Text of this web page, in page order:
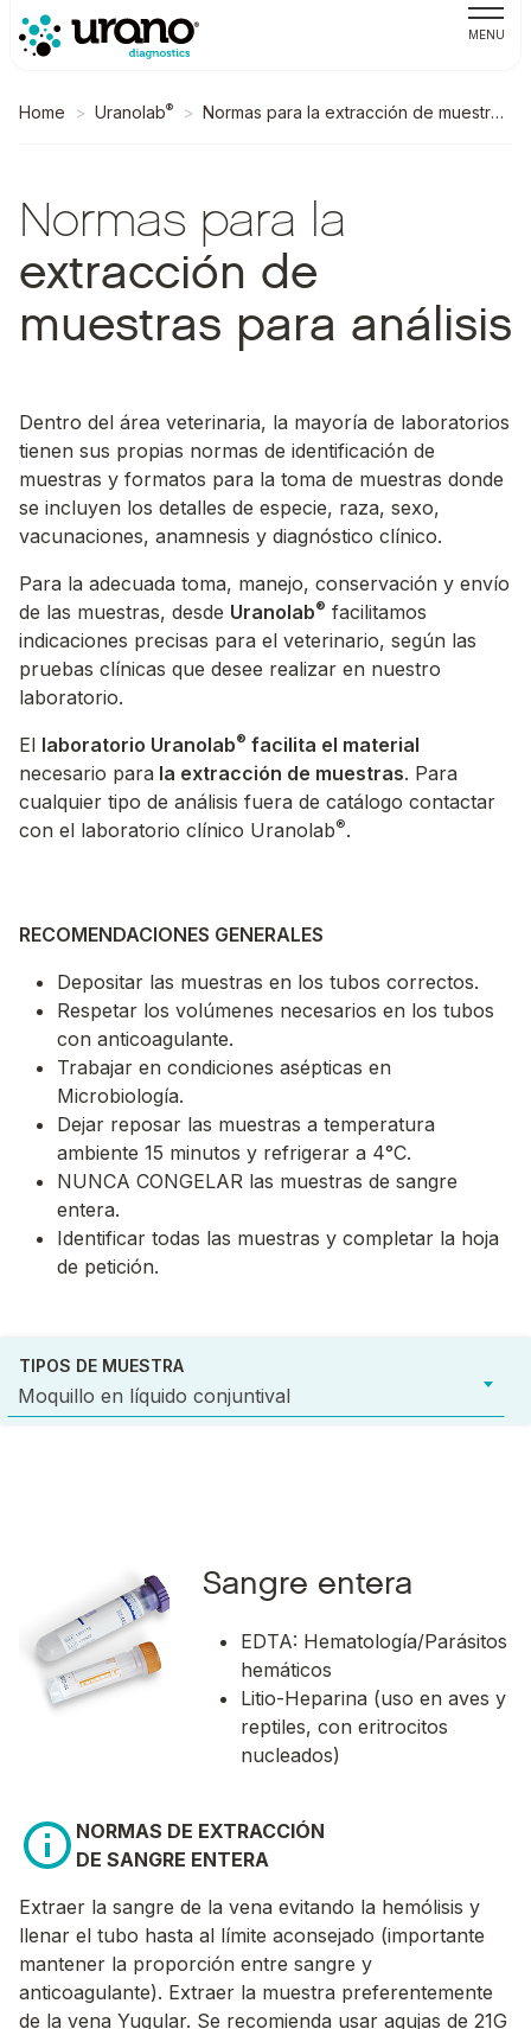
MENU
Home Uranolab® Normas para la extracción de muestras para análisis
Normas para la
extracción de
muestras para análisis
Dentro del área veterinaria, la mayoría de laboratorios
tienen sus propias normas de identificación de
muestras y formatos para la toma de muestras donde
se incluyen los detalles de especie, raza, sexo,
vacunaciones, anamnesis y diagnóstico clínico.
Para la adecuada toma, manejo, conservación y envío
de las muestras, desde Uranolab® facilitamos
indicaciones precisas para el veterinario, según las
pruebas clínicas que desee realizar en nuestro
laboratorio.
El laboratorio Uranolab® facilita el material
necesario para la extracción de muestras. Para
cualquier tipo de análisis fuera de catálogo contactar
con el laboratorio clínico Uranolab®.
RECOMENDACIONES GENERALES
Depositar las muestras en los tubos correctos.
Respetar los volúmenes necesarios en los tubos
con anticoagulante.
Trabajar en condiciones asépticas en
Microbiología.
Dejar reposar las muestras a temperatura
ambiente 15 minutos y refrigerar a 4°C.
NUNCA CONGELAR las muestras de sangre
entera.
Identificar todas las muestras y completar la hoja
de petición.
TIPOS DE MUESTRA
Moquillo en líquido conjuntival
Sangre entera
EDTA: Hematología/Parásitos
hemáticos
Litio-Heparina (uso en aves y
reptiles, con eritrocitos
nucleados)
NORMAS DE EXTRACCIÓN
DE SANGRE ENTERA
Extraer la sangre de la vena evitando la hemólisis y
llenar el tubo hasta al límite aconsejado (importante
mantener la proporción entre sangre y
anticoagulante). Extraer la muestra preferentemente
de la vena Yugular. Se recomienda usar agujas de 21G